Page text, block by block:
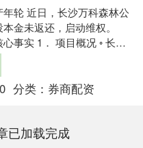
轮 近日，长沙万科森林公
金未返还，启动维权。
事实 1． 项目概况 ◦ 长沙
项目于2015年启动员工跟
分类： 券商配资
已加载完成